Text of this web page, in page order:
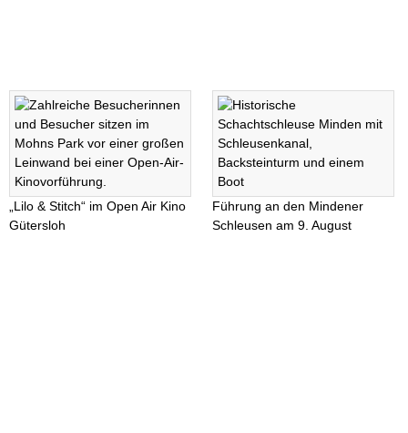
„Lilo & Stitch“ im Open Air Kino
Gütersloh
Führung an den Mindener
Schleusen am 9. August